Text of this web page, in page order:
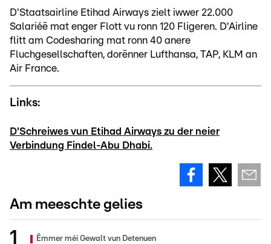
D'Staatsairline Etihad Airways zielt iwwer 22.000
Salariéë mat enger Flott vu ronn 120 Fligeren. D'Airline
flitt am Codesharing mat ronn 40 anere
Fluchgesellschaften, dorënner Lufthansa, TAP, KLM an
Air France.
Links:
D'Schreiwes vun Etihad Airways zu der neier
Verbindung Findel-Abu Dhabi.
Am meeschte gelies
Ëmmer méi Gewalt vun Detenuen